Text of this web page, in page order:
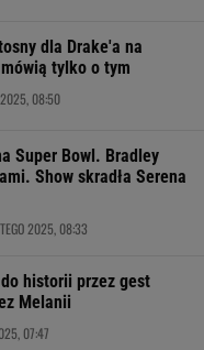
dla Drake'a na
tylko o tym
2025, 08:50
Super Bowl. Bradley
Show skradła Serena
2025, 08:33
historii przez gest
Melanii
07:47